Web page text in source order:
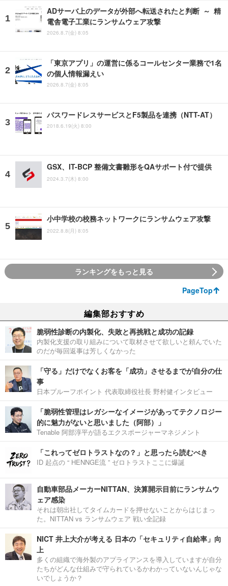
ADサーバ上のデータが外部へ転送されたと判断 ～ 精
電舎電子工業にランサムウェア攻撃
2026.8.7(金) 8:05
「東京アプリ」の運営に係るコールセンター業務で1名
の個人情報漏えい
2026.8.7(金) 8:05
パスワードレスサービスとF5製品を連携（NTT-AT）
2018.6.19(火) 8:00
GSX、IT-BCP 整備文書雛形をQAサポート付で提供
2024.3.7(木) 8:00
小中学校の校務ネットワークにランサムウェア攻撃
2022.8.8(月) 8:05
ランキングをもっと見る
PageTop
編集部おすすめ
脆弱性診断の内製化、失敗と再挑戦と成功の記録
内製化支援の取り組みについて取材させて欲しいと頼んでいた
のだが毎回返事は芳しくなかった
「守る」だけでなくお客を「成功」させるまでが自分の仕
事
日本プルーフポイント 代表取締役社長 野村健インタビュー
「脆弱性管理はレガシーなイメージがあってテクノロジー
的に魅力がないと思いました（阿部）」
Tenable 阿部淳平が語るエクスポージャーマネジメント
「これってゼロトラストなの？」と思ったら読むべき
ID 起点の “ HENNGE流 ” ゼロトラストここに爆誕
自動車部品メーカーNITTAN、決算開示目前にランサムウ
ェア感染
それは朝出社してタイムカードを押せないことからはじまっ
た。NITTAN vs ランサムウェア 戦い全記録
NICT 井上大介が考える 日本の「セキュリティ自給率」向
上
多くの組織で海外製のアプライアンスを導入していますが自分
たちがどんな仕組みで守られているかわかっていないんじゃな
いでしょうか？